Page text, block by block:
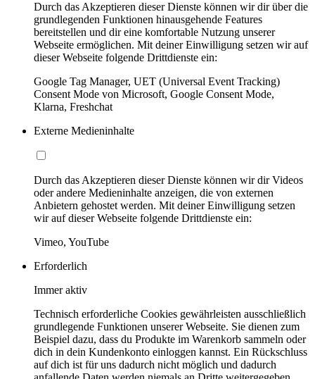
Durch das Akzeptieren dieser Dienste können wir dir über die
grundlegenden Funktionen hinausgehende Features
bereitstellen und dir eine komfortable Nutzung unserer
Webseite ermöglichen. Mit deiner Einwilligung setzen wir auf
dieser Webseite folgende Drittdienste ein:
Google Tag Manager, UET (Universal Event Tracking)
Consent Mode von Microsoft, Google Consent Mode,
Klarna, Freshchat
Externe Medieninhalte
Durch das Akzeptieren dieser Dienste können wir dir Videos
oder andere Medieninhalte anzeigen, die von externen
Anbietern gehostet werden. Mit deiner Einwilligung setzen
wir auf dieser Webseite folgende Drittdienste ein:
Vimeo, YouTube
Erforderlich
Immer aktiv
Technisch erforderliche Cookies gewährleisten ausschließlich
grundlegende Funktionen unserer Webseite. Sie dienen zum
Beispiel dazu, dass du Produkte im Warenkorb sammeln oder
dich in dein Kundenkonto einloggen kannst. Ein Rückschluss
auf dich ist für uns dadurch nicht möglich und dadurch